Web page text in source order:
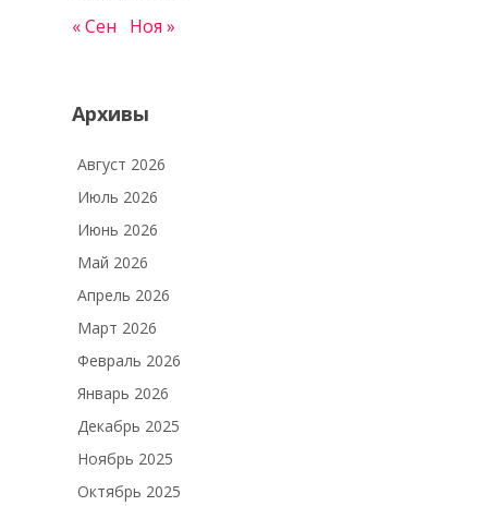
« Сен Ноя »
Архивы
Август 2026
Июль 2026
Июнь 2026
Май 2026
Апрель 2026
Март 2026
Февраль 2026
Январь 2026
Декабрь 2025
Ноябрь 2025
Октябрь 2025